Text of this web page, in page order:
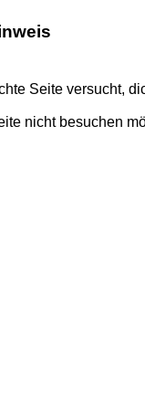
Seite versucht,
nicht besuchen